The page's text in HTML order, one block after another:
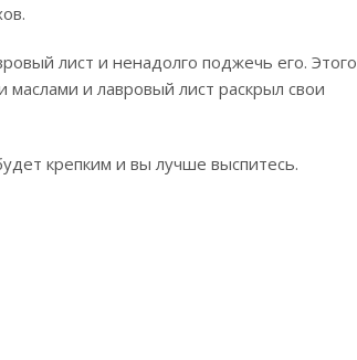
лист и ненадолго поджечь его. Этого
и лавровый лист раскрыл свои
крепким и вы лучше выспитесь.